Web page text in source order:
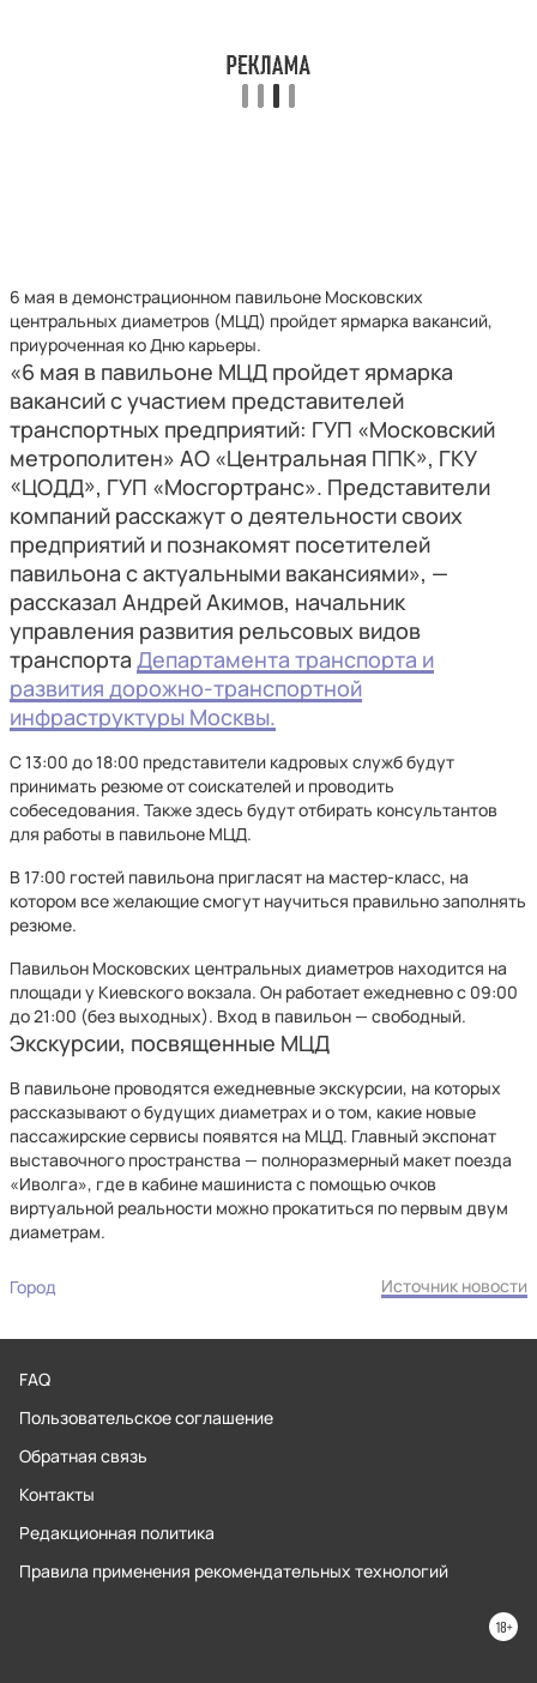
6 мая в демонстрационном павильоне Московских
центральных диаметров (МЦД) пройдет ярмарка вакансий,
приуроченная ко Дню карьеры.
«6 мая в павильоне МЦД пройдет ярмарка
вакансий с участием представителей
транспортных предприятий: ГУП «Московский
метрополитен» АО «Центральная ППК», ГКУ
«ЦОДД», ГУП «Мосгортранс». Представители
компаний расскажут о деятельности своих
предприятий и познакомят посетителей
павильона с актуальными вакансиями», —
рассказал Андрей Акимов, начальник
управления развития рельсовых видов
транспорта Департамента транспорта и
развития дорожно-транспортной
инфраструктуры Москвы.
С 13:00 до 18:00 представители кадровых служб будут
принимать резюме от соискателей и проводить
собеседования. Также здесь будут отбирать консультантов
для работы в павильоне МЦД.
В 17:00 гостей павильона пригласят на мастер-класс, на
котором все желающие смогут научиться правильно заполнять
резюме.
Павильон Московских центральных диаметров находится на
площади у Киевского вокзала. Он работает ежедневно с 09:00
до 21:00 (без выходных). Вход в павильон — свободный.
Экскурсии, посвященные МЦД
В павильоне проводятся ежедневные экскурсии, на которых
рассказывают о будущих диаметрах и о том, какие новые
пассажирские сервисы появятся на МЦД. Главный экспонат
выставочного пространства — полноразмерный макет поезда
«Иволга», где в кабине машиниста с помощью очков
виртуальной реальности можно прокатиться по первым двум
диаметрам.
Город Источник новости
FAQ
Пользовательское соглашение
Обратная связь
Контакты
Редакционная политика
Правила применения рекомендательных технологий